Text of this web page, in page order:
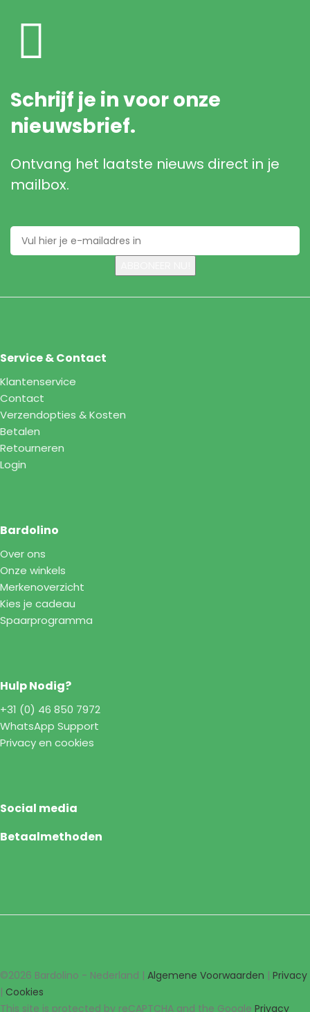
Schrijf je in voor onze
nieuwsbrief.
Ontvang het laatste nieuws direct in je
mailbox.
Service & Contact
Klantenservice
Contact
Verzendopties & Kosten
Betalen
Retourneren
Login
Bardolino
Over ons
Onze winkels
Merkenoverzicht
Kies je cadeau
Spaarprogramma
Hulp Nodig?
+31 (0) 46 850 7972
WhatsApp Support
Privacy en cookies
Social media
Betaalmethoden
©2026 Bardolino - Nederland | Algemene Voorwaarden | Privacy
| Cookies
This site is protected by reCAPTCHA and the Google Privacy